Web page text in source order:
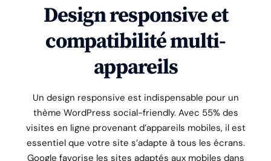
Design responsive et
compatibilité multi-
appareils
Un design responsive est indispensable pour un
thème WordPress social-friendly. Avec 55% des
visites en ligne provenant d’appareils mobiles, il est
essentiel que votre site s’adapte à tous les écrans.
Google favorise les sites adaptés aux mobiles dans